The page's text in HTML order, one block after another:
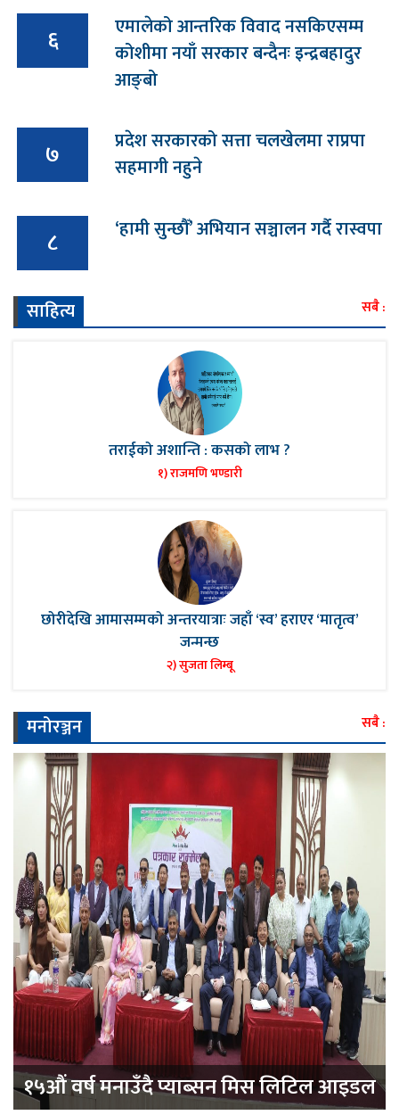
६
एमालेको आन्तरिक विवाद नसकिएसम्म
कोशीमा नयाँ सरकार बन्दैनः इन्द्रबहादुर
आङ्बो
७
प्रदेश सरकारको सत्ता चलखेलमा राप्रपा
सहमागी नहुने
८ ‘हामी सुन्छौँ’ अभियान सञ्चालन गर्दै रास्वपा
साहित्य सबै :
तराईको अशान्ति : कसको लाभ ?
१) राजमणि भण्डारी
छोरीदेखि आमासम्मको अन्तरयात्राः जहाँ ‘स्व’ हराएर ‘मातृत्व’
जन्मन्छ
२) सुजता लिम्बू
मनोरञ्जन सबै :
१५औं वर्ष मनाउँदै प्याब्सन मिस लिटिल आइडल